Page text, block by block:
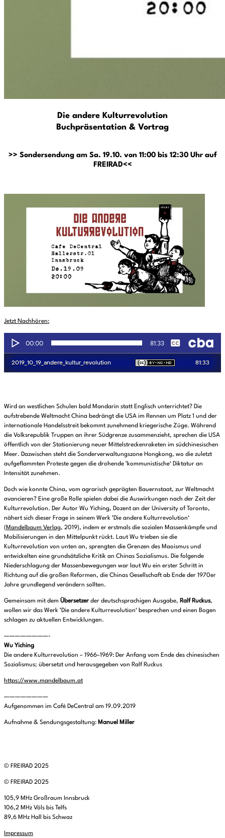
Die andere Kulturrevolution
Buchpräsentation & Vortrag
>> Sondersendung am Sa. 19.10. von 11:00 bis 12:30 Uhr auf
FREIRAD<<
Jetzt Nachhören:
Wird an westlichen Schulen bald Mandarin statt Englisch unterrichtet? Die
aufstrebende Weltmacht China bedrängt die USA im Rennen um Platz 1 und der
internationale Handelsstreit bekommt zunehmend kriegerische Züge. Während
die Volksrepublik Truppen an ihrer Südgrenze zusammenzieht, sprechen die USA
öffentlich von der Stationierung neuer Mittelstreckenraketen im südchinesischen
Meer. Dazwischen steht die Sonderverwaltungszone Hongkong, wo die zuletzt
aufgeflammten Proteste gegen die drohende ’kommunistische‘ Diktatur an
Intensität zunehmen.
Doch wie konnte China, vom agrarisch geprägten Bauernstaat, zur Weltmacht
avancieren? Eine große Rolle spielen dabei die Auswirkungen nach der Zeit der
Kulturrevolution. Der Autor Wu Yiching, Dozent an der University of Toronto,
nähert sich dieser Frage in seinem Werk ’Die andere Kulturrevolution‘
(Mandelbaum Verlag, 2019), indem er erstmals die sozialen Massenkämpfe und
Mobilisierungen in den Mittelpunkt rückt. Laut Wu trieben sie die
Kulturrevolution von unten an, sprengten die Grenzen des Maoismus und
entwickelten eine grundsätzliche Kritik an Chinas Sozialismus. Die folgende
Niederschlagung der Massenbewegungen war laut Wu ein erster Schritt in
Richtung auf die großen Reformen, die Chinas Gesellschaft ab Ende der 1970er
Jahre grundlegend verändern sollten.
Gemeinsam mit dem Übersetzer der deutschsprachigen Ausgabe, Ralf Ruckus,
wollen wir das Werk ’Die andere Kulturrevolution‘ besprechen und einen Bogen
schlagen zu aktuellen Entwicklungen.
————————-
Wu Yiching
Die andere Kulturrevolution – 1966–1969: Der Anfang vom Ende des chinesischen
Sozialismus; übersetzt und herausgegeben von Ralf Ruckus
https://www.mandelbaum.at
————————
Aufgenommen im Café DeCentral am 19.09.2019
Aufnahme & Sendungsgestaltung: Manuel Miller
© FREIRAD 2025
© FREIRAD 2025
105,9 MHz Großraum Innsbruck
106,2 MHz Völs bis Telfs
89,6 MHz Hall bis Schwaz
Impressum